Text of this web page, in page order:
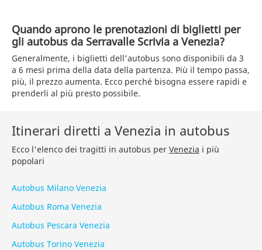
Quando aprono le prenotazioni di biglietti per
gli autobus da Serravalle Scrivia a Venezia?
Generalmente, i biglietti dell'autobus sono disponibili da 3
a 6 mesi prima della data della partenza. Più il tempo passa,
più, il prezzo aumenta. Ecco perché bisogna essere rapidi e
prenderli al più presto possibile.
Itinerari diretti a Venezia in autobus
Ecco l'elenco dei tragitti in autobus per Venezia i più
popolari
Autobus Milano Venezia
Autobus Roma Venezia
Autobus Pescara Venezia
Autobus Torino Venezia